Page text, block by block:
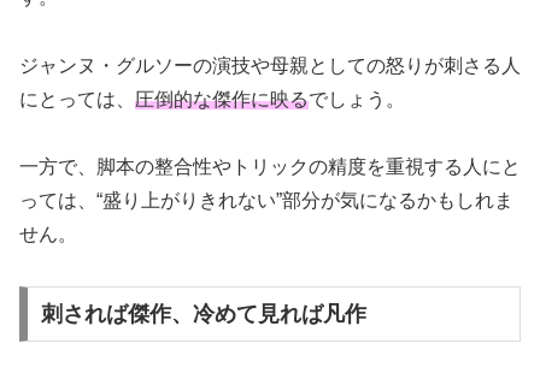
ジャンヌ・グルソーの演技や母親としての怒りが刺さる人
にとっては、 圧倒的な傑作に映るでしょう。
一方で、脚本の整合性やトリックの精度を重視する人にと
っては、“盛り上がりきれない”部分が気になるかもしれま
せん。
刺されば傑作、冷めて見れば凡作